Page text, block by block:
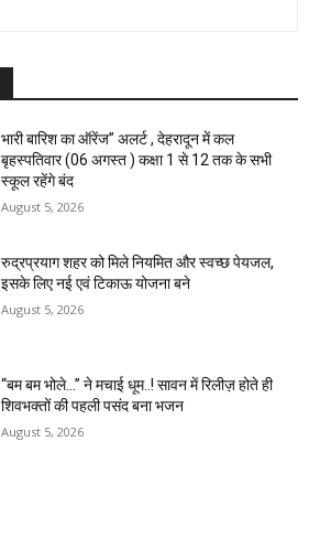
भारी बारिश का ऑरेंज” अलर्ट , देहरादून में कल
बृहस्पतिवार (06 अगस्त ) कक्षा 1 से 12 तक के सभी
स्कूल रहेंगे बंद
August 5, 2026
रुद्रप्रयाग शहर को मिले नियमित और स्वच्छ पेयजल,
इसके लिए नई एवं टिकाऊ योजना बने
August 5, 2026
“बम बम भोले…” ने मचाई धूम..! सावन में रिलीज़ होते ही
शिवभक्तों की पहली पसंद बना भजन
August 5, 2026